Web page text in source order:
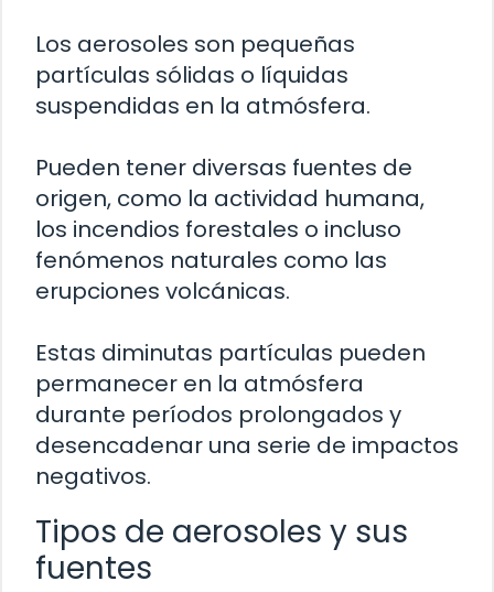
Los aerosoles son pequeñas
partículas sólidas o líquidas
suspendidas en la atmósfera.
Pueden tener diversas fuentes de
origen, como la actividad humana,
los incendios forestales o incluso
fenómenos naturales como las
erupciones volcánicas.
Estas diminutas partículas pueden
permanecer en la atmósfera
durante períodos prolongados y
desencadenar una serie de impactos
negativos.
Tipos de aerosoles y sus
fuentes